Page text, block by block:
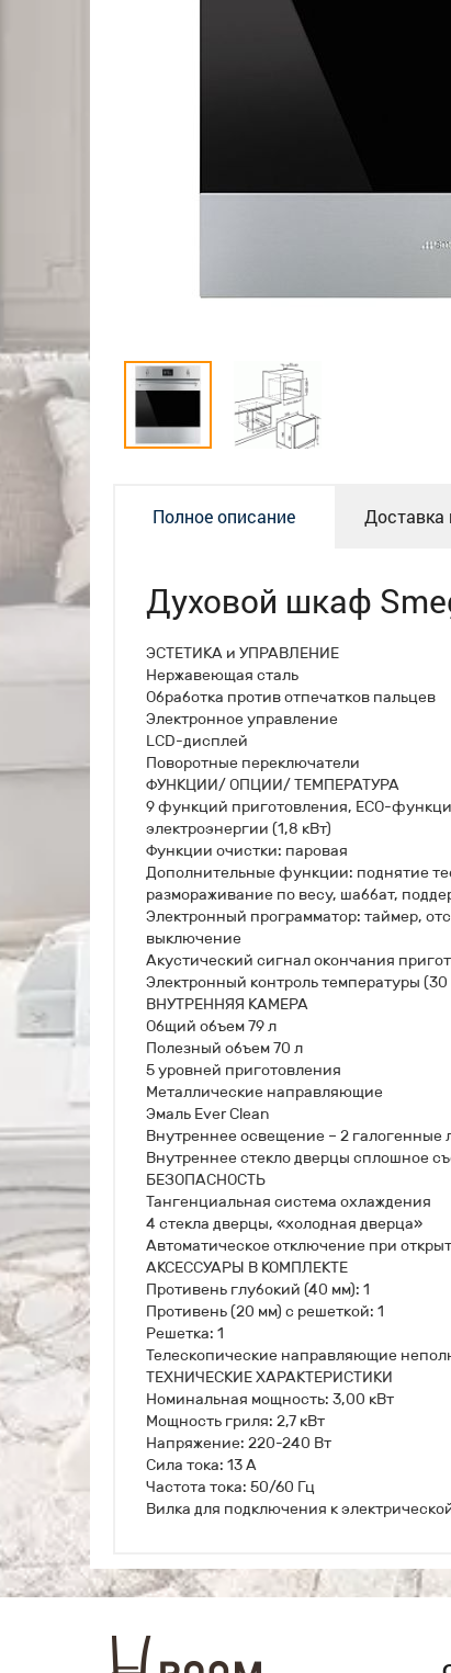
Полное описание Доставка
Духовой шкаф
ЭСТЕТИКА и УПРАВЛЕНИЕ
Нержавеющая сталь
Обработка против отпечатков пальцев
Электронное управление
LCD-дисплей
Поворотные переключатели
ФУНКЦИИ/ ОПЦИИ/ ТЕМПЕРАТУРА
9 функций приготовления, ECO-
электроэнергии (1,8 кВт)
Функции очистки: паровая
Дополнительные функции: поднятие
размораживание по весу, шаббат,
Электронный программатор: таймер,
выключение
Акустический сигнал окончания
Электронный контроль температуры
ВНУТРЕННЯЯ КАМЕРА
Общий объем 79 л
Полезный объем 70 л
5 уровней приготовления
Металлические направляющие
Эмаль Ever Clean
Внутреннее освещение – 2 галогенные
Внутреннее стекло дверцы сплошное
БЕЗОПАСНОСТЬ
Тангенциальная система охлаждения
4 стекла дверцы, «холодная дверца»
Автоматическое отключение при
АКСЕССУАРЫ В КОМПЛЕКТЕ
Противень глубокий (40 мм): 1
Противень (20 мм) с решеткой: 1
Решетка: 1
Телескопические направляющие
ТЕХНИЧЕСКИЕ ХАРАКТЕРИСТИКИ
Номинальная мощность: 3,00 кВт
Мощность гриля: 2,7 кВт
Напряжение: 220-240 Вт
Сила тока: 13 А
Частота тока: 50/60 Гц
Вилка для подключения к